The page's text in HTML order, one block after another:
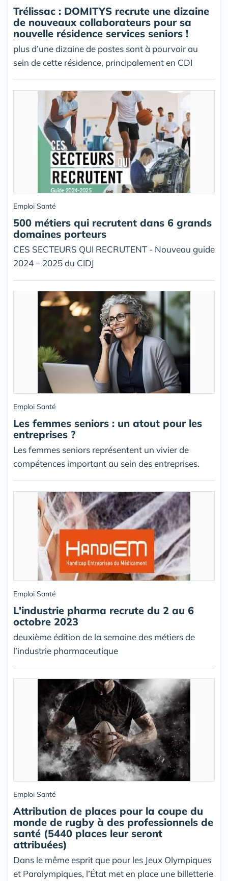
Trélissac : DOMITYS recrute une dizaine
de nouveaux collaborateurs pour sa
nouvelle résidence services seniors !
plus d’une dizaine de postes sont à pourvoir au
sein de cette résidence, principalement en CDI
Emploi Santé
500 métiers qui recrutent dans 6 grands
domaines porteurs
CES SECTEURS QUI RECRUTENT - Nouveau guide
2024 – 2025 du CIDJ
Emploi Santé
Les femmes seniors : un atout pour les
entreprises ?
Les femmes seniors représentent un vivier de
compétences important au sein des entreprises.
Emploi Santé
L'industrie pharma recrute du 2 au 6
octobre 2023
deuxième édition de la semaine des métiers de
l’industrie pharmaceutique
Emploi Santé
Attribution de places pour la coupe du
monde de rugby à des professionnels de
santé (5440 places leur seront
attribuées)
Dans le même esprit que pour les Jeux Olympiques
et Paralympiques, l’État met en place une billetterie